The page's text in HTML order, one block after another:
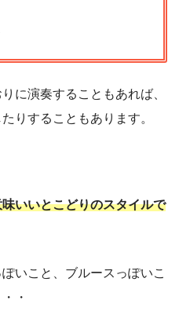
に演奏することもあれば、
りすることもあります。
いいとこどりのスタイルで
いこと、ブルースっぽいこ
・